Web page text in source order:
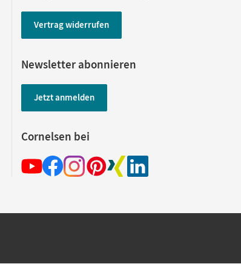
Vertrag widerrufen
Newsletter abonnieren
Jetzt anmelden
Cornelsen bei